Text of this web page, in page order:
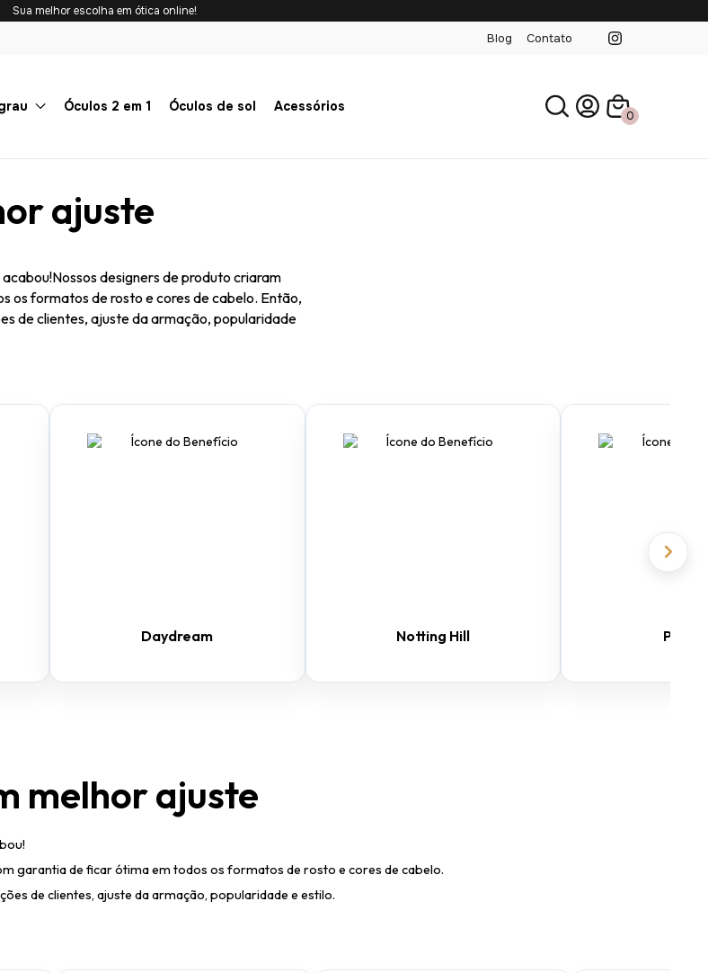
Sua melhor escolha em ótica online!
Blog Contato
Óculos 2 em 1 Óculos de sol Acessórios
0
ajuste
Nossos designers de produto criaram
os formatos de rosto e cores de cabelo. Então,
de clientes, ajuste da armação, popularidade
Daydream Notting Hill
melhor ajuste
garantia de ficar ótima em todos os formatos de rosto e cores de cabelo.
de clientes, ajuste da armação, popularidade e estilo.